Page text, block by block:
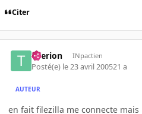
Citer
titerion INpactien
Posté(e) le 23 avril 200521 a
AUTEUR
en fait filezilla me connecte